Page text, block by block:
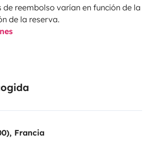
reembolso varían en función de la
de la reserva.
Francia